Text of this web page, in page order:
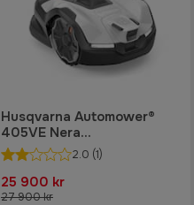
Husqvarna Automower®
405VE Nera
Robotgräsklippare
2.0 (1)
25 900 kr
27 900 kr